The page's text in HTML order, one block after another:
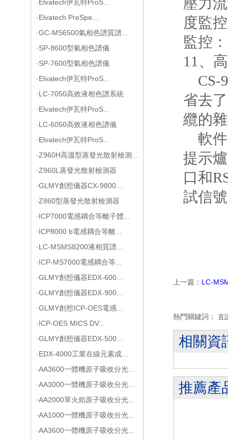
·Elvatech伊瓦特ProS...
·Elvatech PreSpe...
·GC-MS6500氣相色譜質譜...
·SP-8600型氣相色譜儀
·SP-7600型氣相色譜儀
·Elvatech伊瓦特ProS...
·LC-7050高效液相色譜系統
·Elvatech伊瓦特ProS...
·LC-6050高效液相色譜儀
·Elvatech伊瓦特ProS...
·Z960H高溫型蒸發光散射檢測...
·Z960L蒸發光散射檢測器
·GLMY創想儀器CX-9800...
·Z860型蒸發光散射檢測器
·ICP7000電感耦合等離子體...
·ICP8000 b電感耦合等離...
·LC-MSMS8200液相質譜...
·ICP-MS7000電感耦合等...
·GLMY創想儀器EDX-600...
·GLMY創想儀器EDX-900...
·GLMY創想ICP-OES電感...
·ICP-OES MICS DV...
·GLMY創想儀器EDX-500...
·EDX-4000工業在線元素成...
·AA3600一體機原子吸收分光...
·AA3000一體機原子吸收分光...
·AA2000單火焰原子吸收分光...
·AA1000一體機原子吸收分光...
·AA3600一體機原子吸收分光...
度監
監控
11、
CS-
省去
纜的
軟
提示
口和
試信
上一篇： LC-
熱門關鍵詞： 直
相關資
推薦產